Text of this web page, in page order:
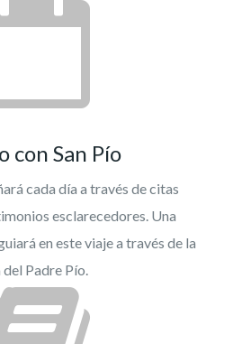
con San Pío
cada día a través de citas
esclarecedores. Una
en este viaje a través de la
Padre Pío.